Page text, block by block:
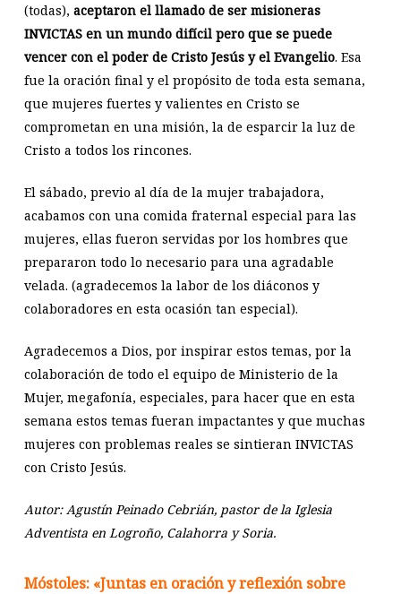
(todas), aceptaron el llamado de ser misioneras
INVICTAS en un mundo difícil pero que se puede
vencer con el poder de Cristo Jesús y el Evangelio. Esa
fue la oración final y el propósito de toda esta semana,
que mujeres fuertes y valientes en Cristo se
comprometan en una misión, la de esparcir la luz de
Cristo a todos los rincones.
El sábado, previo al día de la mujer trabajadora,
acabamos con una comida fraternal especial para las
mujeres, ellas fueron servidas por los hombres que
prepararon todo lo necesario para una agradable
velada. (agradecemos la labor de los diáconos y
colaboradores en esta ocasión tan especial).
Agradecemos a Dios, por inspirar estos temas, por la
colaboración de todo el equipo de Ministerio de la
Mujer, megafonía, especiales, para hacer que en esta
semana estos temas fueran impactantes y que muchas
mujeres con problemas reales se sintieran INVICTAS
con Cristo Jesús.
Autor: Agustín Peinado Cebrián, pastor de la Iglesia
Adventista en Logroño, Calahorra y Soria.
Móstoles: «Juntas en oración y reflexión sobre